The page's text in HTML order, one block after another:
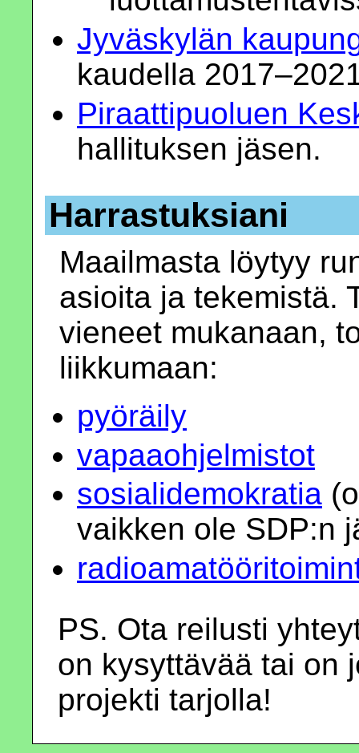
Jyväskylän
kaudella
Piraattipuoluen
hallituksen jäsen.
Harrastuksiani
Maailmasta löytyy
asioita ja tekemistä.
vieneet mukanaan,
liikkumaan:
pyöräily
vapaaohjelmistot
sosialidemokratia
vaikken ole SDP:n
PS. Ota reilusti
on kysyttävää tai on
projekti tarjolla!